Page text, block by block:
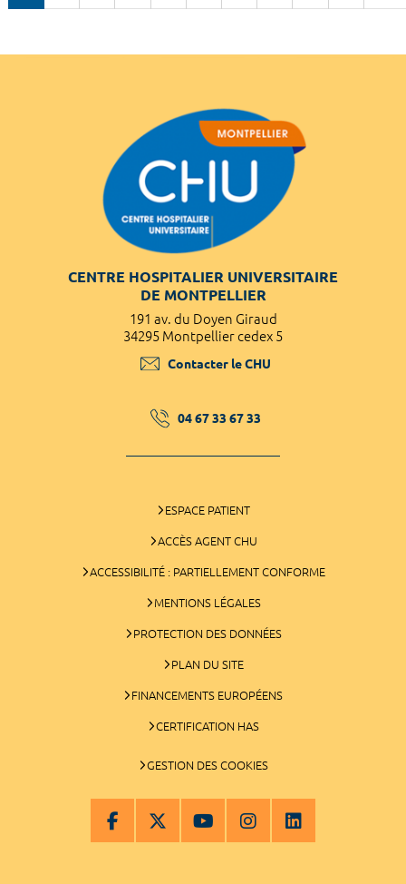
CENTRE HOSPITALIER UNIVERSITAIRE
DE MONTPELLIER
191 av. du Doyen Giraud
34295 Montpellier cedex 5
Contacter le CHU
04 67 33 67 33
ESPACE PATIENT
ACCÈS AGENT CHU
ACCESSIBILITÉ : PARTIELLEMENT CONFORME
MENTIONS LÉGALES
PROTECTION DES DONNÉES
PLAN DU SITE
FINANCEMENTS EUROPÉENS
CERTIFICATION HAS
GESTION DES COOKIES